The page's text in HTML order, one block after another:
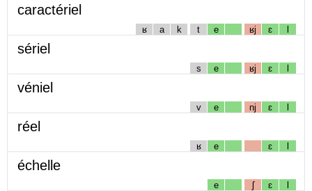
caractériel
ʁ a k t e ʁj ɛ l
sériel
s e ʁj ɛ l
véniel
v e nj ɛ l
réel
ʁ e ɛ l
échelle
e ʃ ɛ l